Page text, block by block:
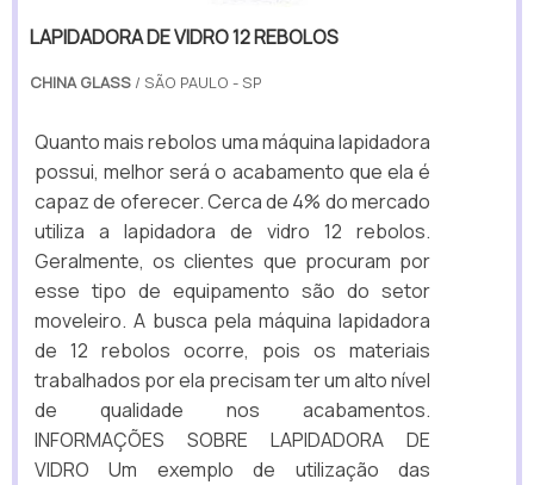
LAPIDADORA DE VIDRO 12 REBOLOS
CHINA GLASS / SÃO PAULO - SP
Quanto mais rebolos uma máquina lapidadora
possui, melhor será o acabamento que ela é
capaz de oferecer. Cerca de 4% do mercado
utiliza a lapidadora de vidro 12 rebolos.
Geralmente, os clientes que procuram por
esse tipo de equipamento são do setor
moveleiro. A busca pela máquina lapidadora
de 12 rebolos ocorre, pois os materiais
trabalhados por ela precisam ter um alto nível
de qualidade nos acabamentos.
INFORMAÇÕES SOBRE LAPIDADORA DE
VIDRO Um exemplo de utilização das